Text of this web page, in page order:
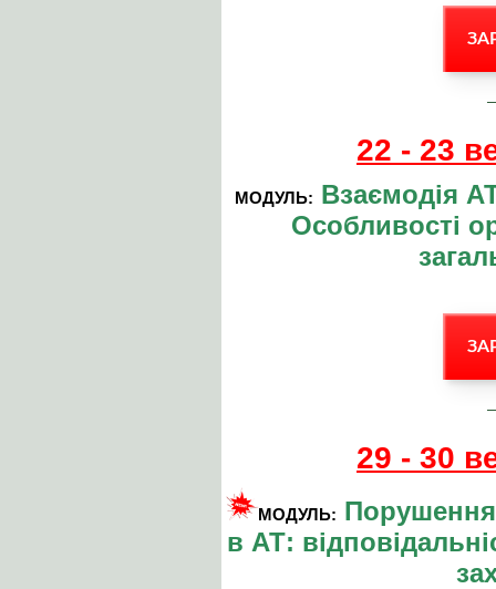
22 - 23
МОДУЛЬ: Взаємодія
Особливості
29 - 30
МОДУЛЬ: Порушення
в АТ: